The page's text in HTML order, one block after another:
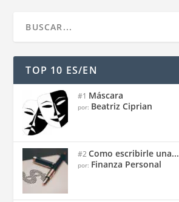
TOP 10 ES/EN
#1 Máscara
por: Beatriz Ciprian
#2Como escribirle una...
por: Finanza Personal